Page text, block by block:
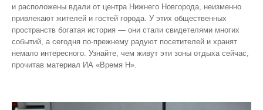
и расположены вдали от центра Нижнего Новгорода, неизменно
привлекают жителей и гостей города. У этих общественных
пространств богатая история — они стали свидетелями многих
событий, а сегодня по‑прежнему радуют посетителей и хранят
немало интересного. Узнайте, чем живут эти зоны отдыха сейчас,
прочитав материал ИА «Время Н».